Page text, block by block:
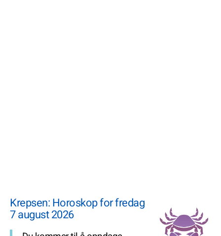
Krepsen: Horoskop for fredag
7 august 2026